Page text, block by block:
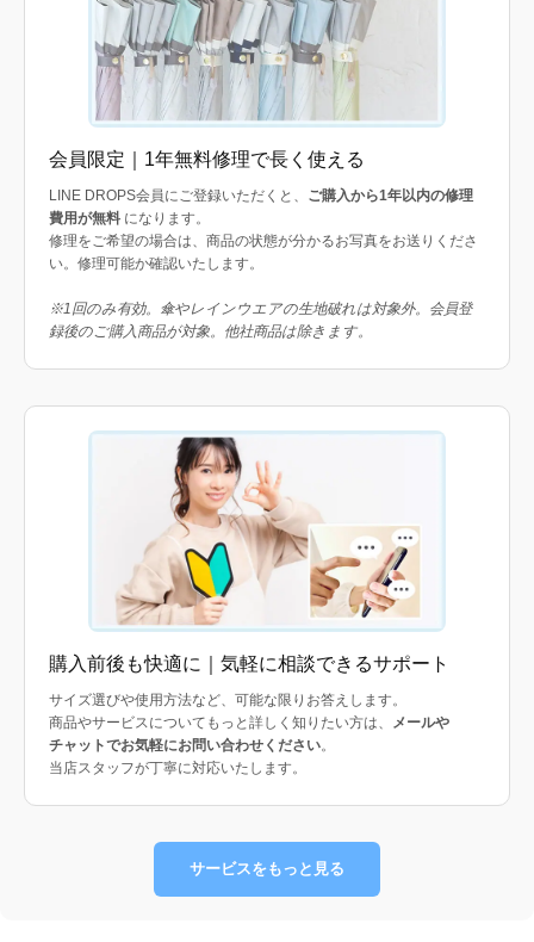
会員限定｜1年無料修理で長く使える
LINE DROPS会員にご登録いただくと、 ご購入から1年以内の修理
費用が無料 になります。
修理をご希望の場合は、商品の状態が分かるお写真をお送りくださ
い。修理可能か確認いたします。
※1回のみ有効。傘やレインウエアの生地破れは対象外。会員登
録後のご購入商品が対象。他社商品は除きます。
購入前後も快適に｜気軽に相談できるサポート
サイズ選びや使用方法など、可能な限りお答えします。
商品やサービスについてもっと詳しく知りたい方は、 メールや
チャットでお気軽にお問い合わせください。
当店スタッフが丁寧に対応いたします。
サービスをもっと見る